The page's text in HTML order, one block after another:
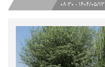
۱۴۰۴/۰۵/۱۳ - ۰۸:۳۰